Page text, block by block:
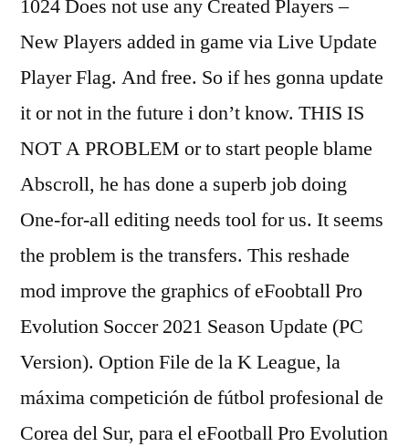
1024 Does not use any Created Players –
New Players added in game via Live Update
Player Flag. And free. So if hes gonna update
it or not in the future i don’t know. THIS IS
NOT A PROBLEM or to start people blame
Abscroll, he has done a superb job doing
One-for-all editing needs tool for us. It seems
the problem is the transfers. This reshade
mod improve the graphics of eFoobtall Pro
Evolution Soccer 2021 Season Update (PC
Version). Option File de la K League, la
máxima competición de fútbol profesional de
Corea del Sur, para el eFootball Pro Evolution